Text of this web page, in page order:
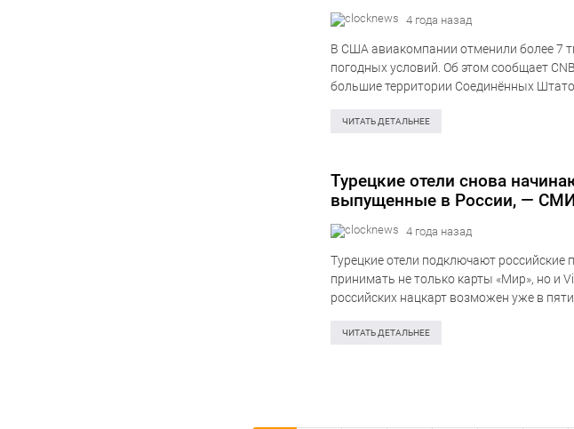
4 года назад
В США авиакомпании отменили более 7
погодных условий. Об этом сообщает
большие территории Соединённых
ЧИТАТЬ ДЕТАЛЬНЕЕ
Турецкие отели снова
выпущенные в России, — СМИ
4 года назад
Турецкие отели подключают
принимать не только карты «Мир», но и
российских нацкарт возможен уже в
ЧИТАТЬ ДЕТАЛЬНЕЕ